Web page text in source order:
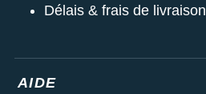
Délais & frais de livraison
AIDE